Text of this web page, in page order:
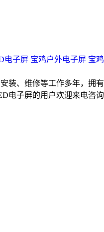
电子屏 宝鸡户外电子屏 宝鸡
安装、维修等工作多年，拥有
电子屏的用户欢迎来电咨询